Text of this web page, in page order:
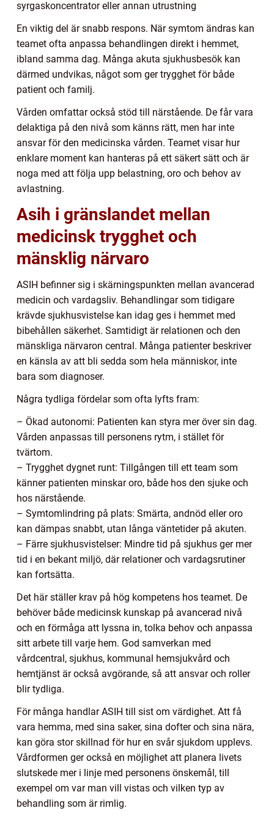
syrgaskoncentrator eller annan utrustning
En viktig del är snabb respons. När symtom ändras kan
teamet ofta anpassa behandlingen direkt i hemmet,
ibland samma dag. Många akuta sjukhusbesök kan
därmed undvikas, något som ger trygghet för både
patient och familj.
Vården omfattar också stöd till närstående. De får vara
delaktiga på den nivå som känns rätt, men har inte
ansvar för den medicinska vården. Teamet visar hur
enklare moment kan hanteras på ett säkert sätt och är
noga med att följa upp belastning, oro och behov av
avlastning.
Asih i gränslandet mellan
medicinsk trygghet och
mänsklig närvaro
ASIH befinner sig i skärningspunkten mellan avancerad
medicin och vardagsliv. Behandlingar som tidigare
krävde sjukhusvistelse kan idag ges i hemmet med
bibehållen säkerhet. Samtidigt är relationen och den
mänskliga närvaron central. Många patienter beskriver
en känsla av att bli sedda som hela människor, inte
bara som diagnoser.
Några tydliga fördelar som ofta lyfts fram:
– Ökad autonomi: Patienten kan styra mer över sin dag.
Vården anpassas till personens rytm, i stället för
tvärtom.
– Trygghet dygnet runt: Tillgången till ett team som
känner patienten minskar oro, både hos den sjuke och
hos närstående.
– Symtomlindring på plats: Smärta, andnöd eller oro
kan dämpas snabbt, utan långa väntetider på akuten.
– Färre sjukhusvistelser: Mindre tid på sjukhus ger mer
tid i en bekant miljö, där relationer och vardagsrutiner
kan fortsätta.
Det här ställer krav på hög kompetens hos teamet. De
behöver både medicinsk kunskap på avancerad nivå
och en förmåga att lyssna in, tolka behov och anpassa
sitt arbete till varje hem. God samverkan med
vårdcentral, sjukhus, kommunal hemsjukvård och
hemtjänst är också avgörande, så att ansvar och roller
blir tydliga.
För många handlar ASIH till sist om värdighet. Att få
vara hemma, med sina saker, sina dofter och sina nära,
kan göra stor skillnad för hur en svår sjukdom upplevs.
Vårdformen ger också en möjlighet att planera livets
slutskede mer i linje med personens önskemål, till
exempel om var man vill vistas och vilken typ av
behandling som är rimlig.